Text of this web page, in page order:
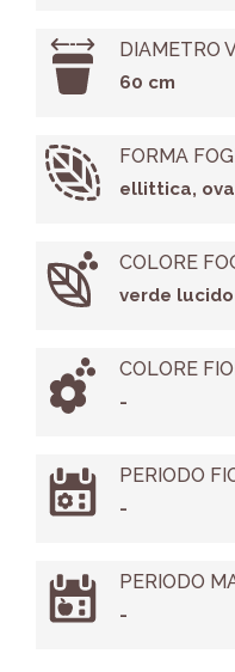
DIAMETRO
60 cm
FORMA
ellittica,
COLORE
verde lucido
COLORE
-
PERIODO
-
PERIODO
-